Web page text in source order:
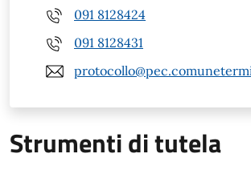
091 8128424
091 8128431
Strumenti di tutela